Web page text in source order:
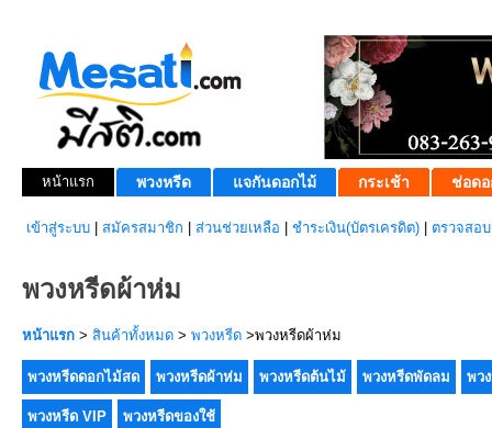
หน้าแรก พวงหรีด แจกันดอกไม้ กระเช้า ช่อดอ
เข้าสู่ระบบ สมัครสมาชิก ส่วนช่วยเหลือ ชำระเงิน(บัตรเครดิต) ตรวจสอ
พวงหรีดผ้าห่ม
หน้าแรก > สินค้าทั้งหมด > พวงหรีด >พวงหรีดผ้าห่ม
พวงหรีดดอกไม้สด พวงหรีดผ้าห่ม พวงหรีดต้นไม้ พวงหรีดพัดลม พว
พวงหรีด VIP พวงหรีดของใช้